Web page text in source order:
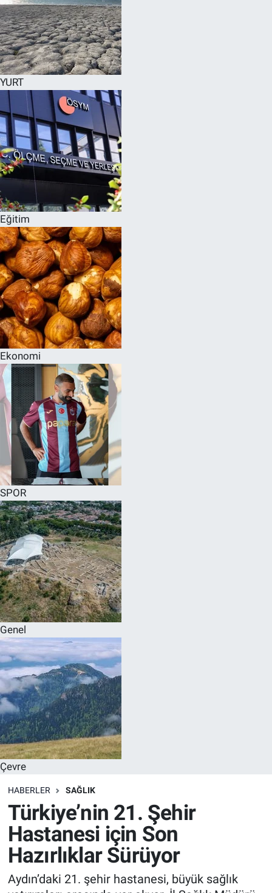
YURT
Eğitim
Ekonomi
SPOR
Genel
Çevre
HABERLER SAĞLIK
Türkiye’nin 21. Şehir
Hastanesi için Son
Hazırlıklar Sürüyor
Aydın’daki 21. şehir hastanesi, büyük sağlık